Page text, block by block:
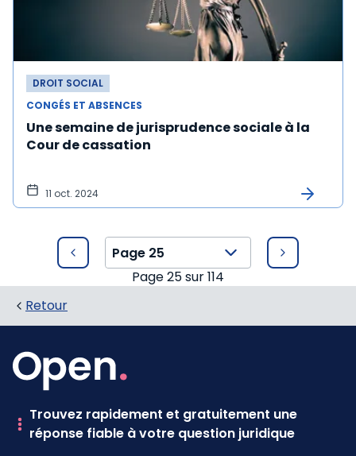
DROIT SOCIAL
CONGÉS ET ABSENCES
Une semaine de jurisprudence sociale à la
Cour de cassation
11 oct. 2024
Page25sur114
Retour
Trouvez rapidement et gratuitement une
réponse fiable à votre question juridique